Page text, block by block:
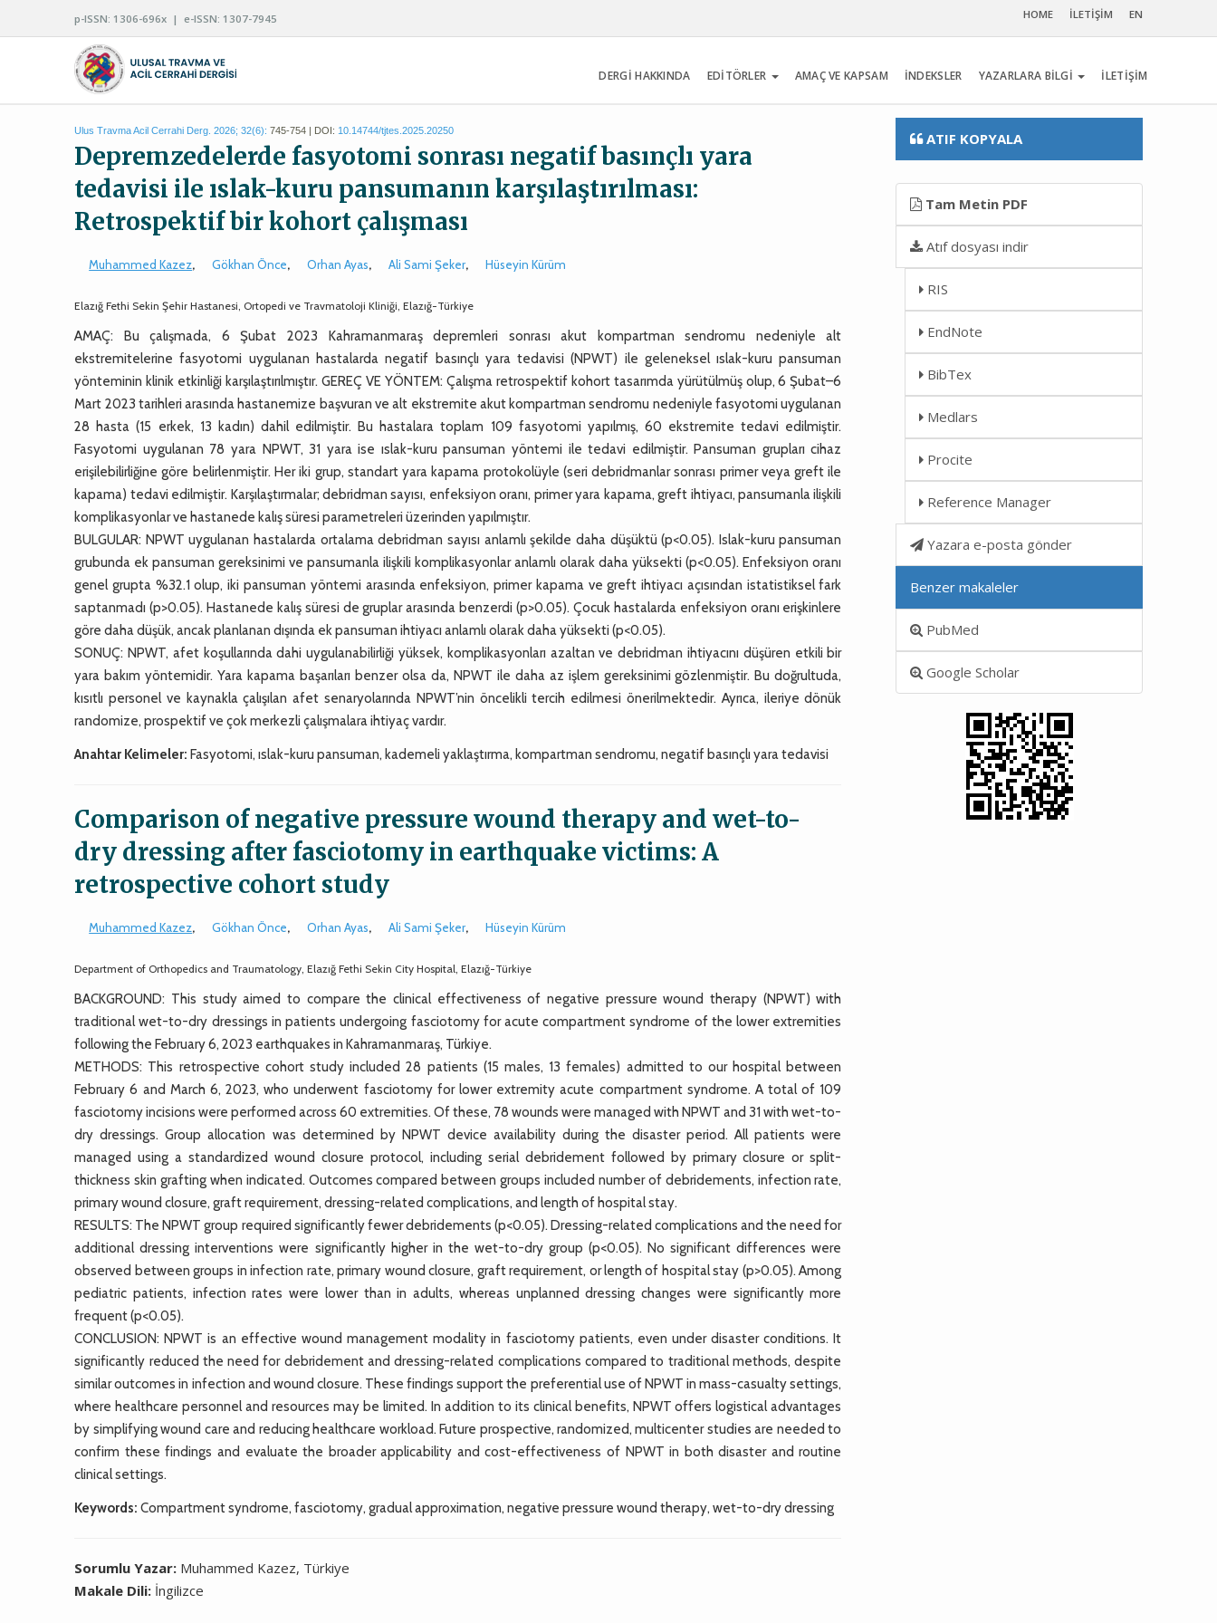
p-ISSN: 1306-696x | e-ISSN: 1307-7945 HOME İLETİŞİM EN
DERGİ HAKKINDA EDİTÖRLER AMAÇ VE KAPSAM İNDEKSLER YAZARLARA BİLGİ İLETİŞİM
Ulus Travma Acil Cerrahi Derg. 2026; 32(6): 745-754 | DOI: 10.14744/tjtes.2025.20250
Depremzedelerde fasyotomi sonrası negatif basınçlı yara
tedavisi ile ıslak-kuru pansumanın karşılaştırılması:
Retrospektif bir kohort çalışması
Muhammed Kazez, Gökhan Önce, Orhan Ayas, Ali Sami Şeker, Hüseyin Kürüm
Elazığ Fethi Sekin Şehir Hastanesi, Ortopedi ve Travmatoloji Kliniği, Elazığ-Türkiye
AMAÇ: Bu çalışmada, 6 Şubat 2023 Kahramanmaraş depremleri sonrası akut kompartman sendromu nedeniyle alt
ekstremitelerine fasyotomi uygulanan hastalarda negatif basınçlı yara tedavisi (NPWT) ile geleneksel ıslak-kuru pansuman
yönteminin klinik etkinliği karşılaştırılmıştır. GEREÇ VE YÖNTEM: Çalışma retrospektif kohort tasarımda yürütülmüş olup, 6 Şubat–6
Mart 2023 tarihleri arasında hastanemize başvuran ve alt ekstremite akut kompartman sendromu nedeniyle fasyotomi uygulanan
28 hasta (15 erkek, 13 kadın) dahil edilmiştir. Bu hastalara toplam 109 fasyotomi yapılmış, 60 ekstremite tedavi edilmiştir.
Fasyotomi uygulanan 78 yara NPWT, 31 yara ise ıslak-kuru pansuman yöntemi ile tedavi edilmiştir. Pansuman grupları cihaz
erişilebilirliğine göre belirlenmiştir. Her iki grup, standart yara kapama protokolüyle (seri debridmanlar sonrası primer veya greft ile
kapama) tedavi edilmiştir. Karşılaştırmalar; debridman sayısı, enfeksiyon oranı, primer yara kapama, greft ihtiyacı, pansumanla ilişkili
komplikasyonlar ve hastanede kalış süresi parametreleri üzerinden yapılmıştır.
BULGULAR: NPWT uygulanan hastalarda ortalama debridman sayısı anlamlı şekilde daha düşüktü (p<0.05). Islak-kuru pansuman
grubunda ek pansuman gereksinimi ve pansumanla ilişkili komplikasyonlar anlamlı olarak daha yüksekti (p<0.05). Enfeksiyon oranı
genel grupta %32.1 olup, iki pansuman yöntemi arasında enfeksiyon, primer kapama ve greft ihtiyacı açısından istatistiksel fark
saptanmadı (p>0.05). Hastanede kalış süresi de gruplar arasında benzerdi (p>0.05). Çocuk hastalarda enfeksiyon oranı erişkinlere
göre daha düşük, ancak planlanan dışında ek pansuman ihtiyacı anlamlı olarak daha yüksekti (p<0.05).
SONUÇ: NPWT, afet koşullarında dahi uygulanabilirliği yüksek, komplikasyonları azaltan ve debridman ihtiyacını düşüren etkili bir
yara bakım yöntemidir. Yara kapama başarıları benzer olsa da, NPWT ile daha az işlem gereksinimi gözlenmiştir. Bu doğrultuda,
kısıtlı personel ve kaynakla çalışılan afet senaryolarında NPWT’nin öncelikli tercih edilmesi önerilmektedir. Ayrıca, ileriye dönük
randomize, prospektif ve çok merkezli çalışmalara ihtiyaç vardır.
Anahtar Kelimeler: Fasyotomi, ıslak-kuru pansuman, kademeli yaklaştırma, kompartman sendromu, negatif basınçlı yara tedavisi
Comparison of negative pressure wound therapy and wet-to-
dry dressing after fasciotomy in earthquake victims: A
retrospective cohort study
Muhammed Kazez, Gökhan Önce, Orhan Ayas, Ali Sami Şeker, Hüseyin Kürüm
Department of Orthopedics and Traumatology, Elazığ Fethi Sekin City Hospital, Elazığ-Türkiye
BACKGROUND: This study aimed to compare the clinical effectiveness of negative pressure wound therapy (NPWT) with
traditional wet-to-dry dressings in patients undergoing fasciotomy for acute compartment syndrome of the lower extremities
following the February 6, 2023 earthquakes in Kahramanmaraş, Türkiye.
METHODS: This retrospective cohort study included 28 patients (15 males, 13 females) admitted to our hospital between
February 6 and March 6, 2023, who underwent fasciotomy for lower extremity acute compartment syndrome. A total of 109
fasciotomy incisions were performed across 60 extremities. Of these, 78 wounds were managed with NPWT and 31 with wet-to-
dry dressings. Group allocation was determined by NPWT device availability during the disaster period. All patients were
managed using a standardized wound closure protocol, including serial debridement followed by primary closure or split-
thickness skin grafting when indicated. Outcomes compared between groups included number of debridements, infection rate,
primary wound closure, graft requirement, dressing-related complications, and length of hospital stay.
RESULTS: The NPWT group required significantly fewer debridements (p<0.05). Dressing-related complications and the need for
additional dressing interventions were significantly higher in the wet-to-dry group (p<0.05). No significant differences were
observed between groups in infection rate, primary wound closure, graft requirement, or length of hospital stay (p>0.05). Among
pediatric patients, infection rates were lower than in adults, whereas unplanned dressing changes were significantly more
frequent (p<0.05).
CONCLUSION: NPWT is an effective wound management modality in fasciotomy patients, even under disaster conditions. It
significantly reduced the need for debridement and dressing-related complications compared to traditional methods, despite
similar outcomes in infection and wound closure. These findings support the preferential use of NPWT in mass-casualty settings,
where healthcare personnel and resources may be limited. In addition to its clinical benefits, NPWT offers logistical advantages
by simplifying wound care and reducing healthcare workload. Future prospective, randomized, multicenter studies are needed to
confirm these findings and evaluate the broader applicability and cost-effectiveness of NPWT in both disaster and routine
clinical settings.
Keywords: Compartment syndrome, fasciotomy, gradual approximation, negative pressure wound therapy, wet-to-dry dressing
Sorumlu Yazar: Muhammed Kazez, Türkiye
Makale Dili: İngilizce
ATIF KOPYALA
Tam Metin PDF
Atıf dosyası indir
RIS
EndNote
BibTex
Medlars
Procite
Reference Manager
Yazara e-posta gönder
Benzer makaleler
PubMed
Google Scholar